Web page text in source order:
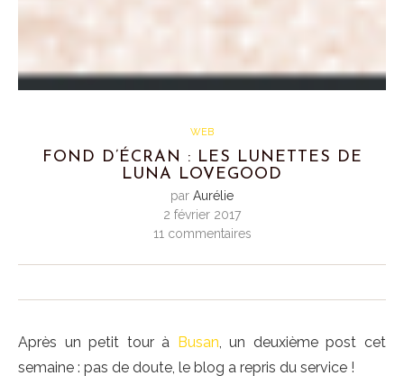
WEB
FOND D’ÉCRAN : LES LUNETTES DE
LUNA LOVEGOOD
par Aurélie
2 février 2017
11 commentaires
Après un petit tour à Busan, un deuxième post cet
semaine : pas de doute, le blog a repris du service !